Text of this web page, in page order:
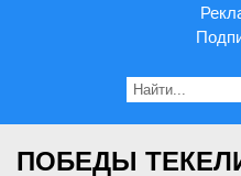
ПОБЕДЫ